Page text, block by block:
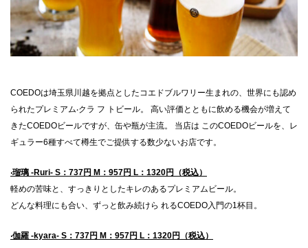
COEDOは埼⽟県川越を拠点としたコエドブルワリー⽣まれの、世界にも認め
られたプレミアム‧クラ フ トビール。 ⾼い評価とともに飲める機会が増えて
きたCOEDOビールですが、⽸や瓶が主流。 当店は このCOEDOビールを、レ
ギュラー6種すべて樽⽣でご提供する数少ないお店です。
‧瑠璃 -Ruri- S：737円 M：957円 L：1320円（税込）
軽めの苦味と、すっきりとしたキレのあるプレミアムビール。
どんな料理にも合い、ずっと飲み続けら れるCOEDO⼊⾨の1杯⽬。
‧伽羅 -kyara- S：737円 M：957円 L：1320円（税込）